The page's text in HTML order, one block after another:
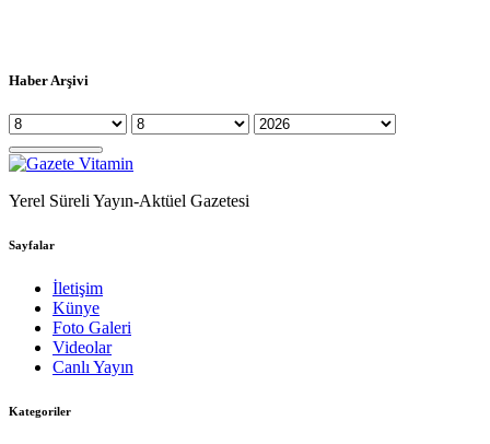
Haber Arşivi
Yerel Süreli Yayın-Aktüel Gazetesi
Sayfalar
İletişim
Künye
Foto Galeri
Videolar
Canlı Yayın
Kategoriler